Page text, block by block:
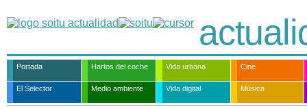
Portada Hartos del coche Vida urbana Cine
El Selector Medio ambiente Vida digital Música